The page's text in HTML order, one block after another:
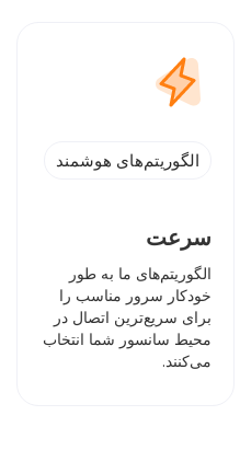
الگوریتم‌های هوشمند
سرعت
الگوریتم‌های ما به طور
خودکار سرور مناسب را
برای سریع‌ترین اتصال در
محیط سانسور شما انتخاب
می‌کنند.